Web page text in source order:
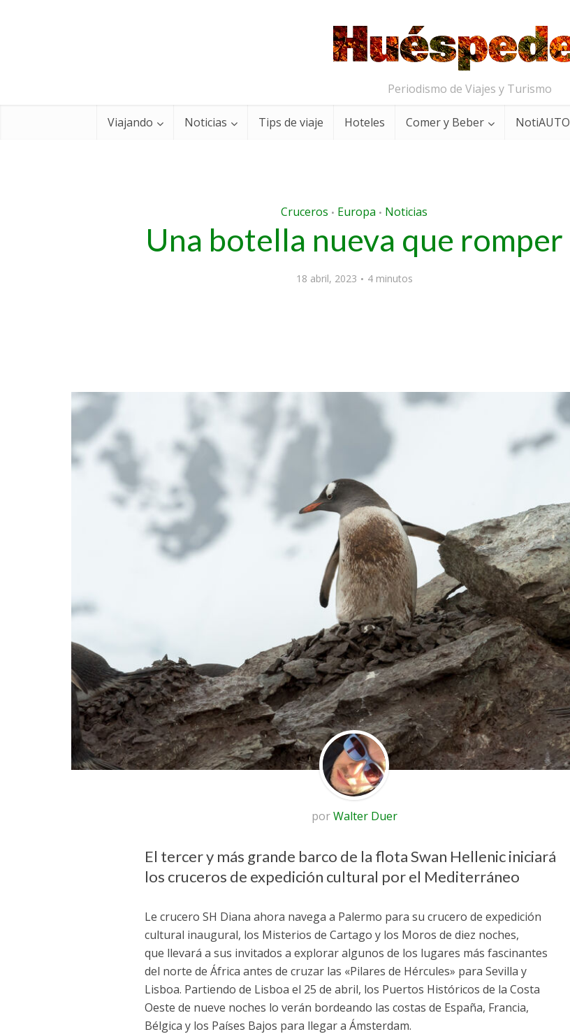
Periodismo de Viajes y Turismo
Viajando Noticias Tips de viaje Hoteles Comer y Beber NotiAUTO
Cruceros • Europa • Noticias
Una botella nueva que romper
18 abril, 2023 4 minutos
porWalter Duer
El tercer y más grande barco de la flota Swan Hellenic iniciará
los cruceros de expedición cultural por el Mediterráneo
Le crucero SH Diana ahora navega a Palermo para su crucero de expedición
cultural inaugural, los Misterios de Cartago y los Moros de diez noches,
que llevará a sus invitados a explorar algunos de los lugares más fascinantes
del norte de África antes de cruzar las «Pilares de Hércules» para Sevilla y
Lisboa. Partiendo de Lisboa el 25 de abril, los Puertos Históricos de la Costa
Oeste de nueve noches lo verán bordeando las costas de España, Francia,
Bélgica y los Países Bajos para llegar a Ámsterdam.